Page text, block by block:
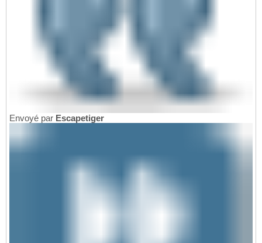
Envoyé par Escapetiger